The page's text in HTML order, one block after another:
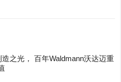
之光， 百年Waldmann沃达迈重